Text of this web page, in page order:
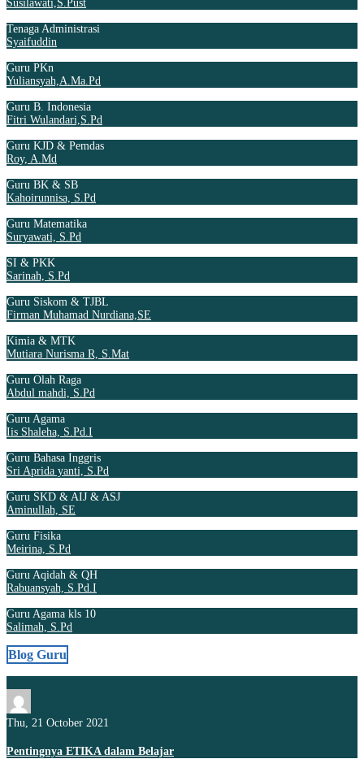
Susilawati,S.Pust
Tenaga Administrasi
Syaifuddin
Guru PKn
Yuliansyah,A.Ma.Pd
Guru B. Indonesia
Fitri Wulandari,S.Pd
Guru KJD & Pemdas
Roy, A.Md
Guru BK & SB
Kahoirunnisa, S.Pd
Guru Matematika
Suryawati, S.Pd
SI & PKK
Sarinah, S.Pd
Guru Siskom & TJBL
Firman Muhamad Nurdiana,SE
Kimia & MTK
Mutiara Nurisma R, S.Mat
Guru Olah Raga
Abdul mahdi, S.Pd
Guru Agama
Iis Shaleha, S.Pd.I
Guru Bahasa Inggris
Sri Aprida yanti, S.Pd
Guru SKD & AIJ & ASJ
Aminullah, SE
Guru Fisika
Meirina, S.Pd
Guru Aqidah & QH
Rabuansyah, S.Pd.I
Guru Agama kls 10
Salimah, S.Pd
Blog Guru
Thu, 21 October 2021
Pentingnya ETIKA dalam Belajar